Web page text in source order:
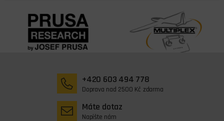
+420 603 494 778
Doprava nad 2500 Kč zdarma
Máte dotaz
Napište nám